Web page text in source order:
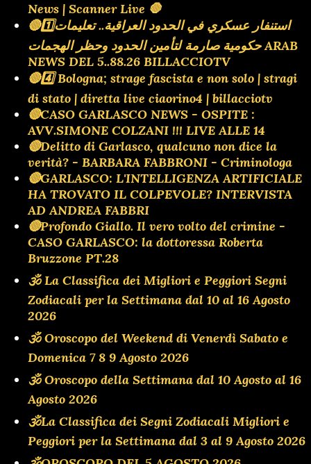
News | Scanner Live 🛑
🔴1️⃣استنفار عسكري في الحدود العراقية.. تعليمات
حكومية صارمة لتأمين الحدود وحظر الهجمات ARAB
NEWS DEL 5..88.26 BILLACCIOTV
🔴4️⃣ Bologna; strage fascista e non solo | stragi
di stato | diretta live ciaorino4 | billacciotv
🔴CASO GARLASCO NEWS - OSPITE :
AVV.SIMONE COLZANI !!! LIVE ALLE 14
🔴Delitto di Garlasco, qualcuno non dice la
verità? - BARBARA FABBRONI - Criminologa
🔴GARLASCO: L'INTELLIGENZA ARTIFICIALE
HA TROVATO IL COLPEVOLE? INTERVISTA
AD ANDREA FABBRI
🔴Profondo Giallo. Il vero volto del crimine -
CASO GARLASCO: la dottoressa Roberta
Bruzzone PT.28
🕉 La Classifica dei Migliori e Peggiori Segni
Zodiacali per la Settimana dal 10 al 16 Agosto
2026
🕉 Oroscopo del Weekend di Venerdì Sabato e
Domenica 7 8 9 Agosto 2026
🕉 Oroscopo della Settimana dal 10 Agosto al 16
Agosto 2026
🕉La Classifica dei Segni Zodiacali Migliori e
Peggiori per la Settimana dal 3 al 9 Agosto 2026